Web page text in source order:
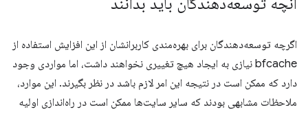
اگرچه توسعه‌دهندگان برای بهره‌مندی کاربرانشان از این افزایش استفاده از
bfcache نیازی به ایجاد هیچ تغییری نخواهند داشت، اما مواردی وجود
دارد که ممکن است در نتیجه این امر لازم باشد در نظر بگیرند. این موارد،
ملاحظات مشابهی بودند که سایر سایت‌ها ممکن است در راه‌اندازی اولیه